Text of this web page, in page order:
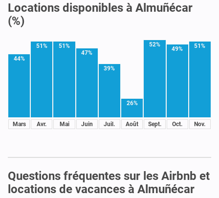
Locations disponibles à Almuñécar
(%)
44%
Mars
51%
Avr.
51%
Mai
47%
Juin
39%
Juil.
26%
Août
52%
Sept.
49%
Oct.
51%
Nov.
Questions fréquentes sur les Airbnb et
locations de vacances à Almuñécar